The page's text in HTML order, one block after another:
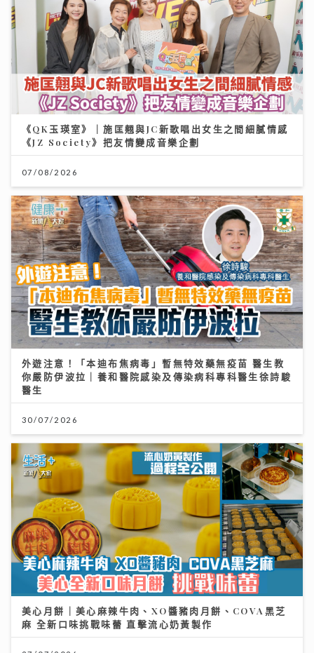
《QK玉瑛室》｜施匡翹與JC新歌唱出女生之間細膩情感
《JZ Society》把友情變成音樂企劃
07/08/2026
外遊注意！「本迪布焦病毒」暫無特效藥無疫苗 醫生教
你嚴防伊波拉｜養和醫院感染及傳染病科專科醫生徐詩駿
醫生
30/07/2026
美心月餅｜美心麻辣牛肉、XO醬豬肉月餅、COVA黑芝
麻 全新口味挑戰味蕾 直擊流心奶黃製作